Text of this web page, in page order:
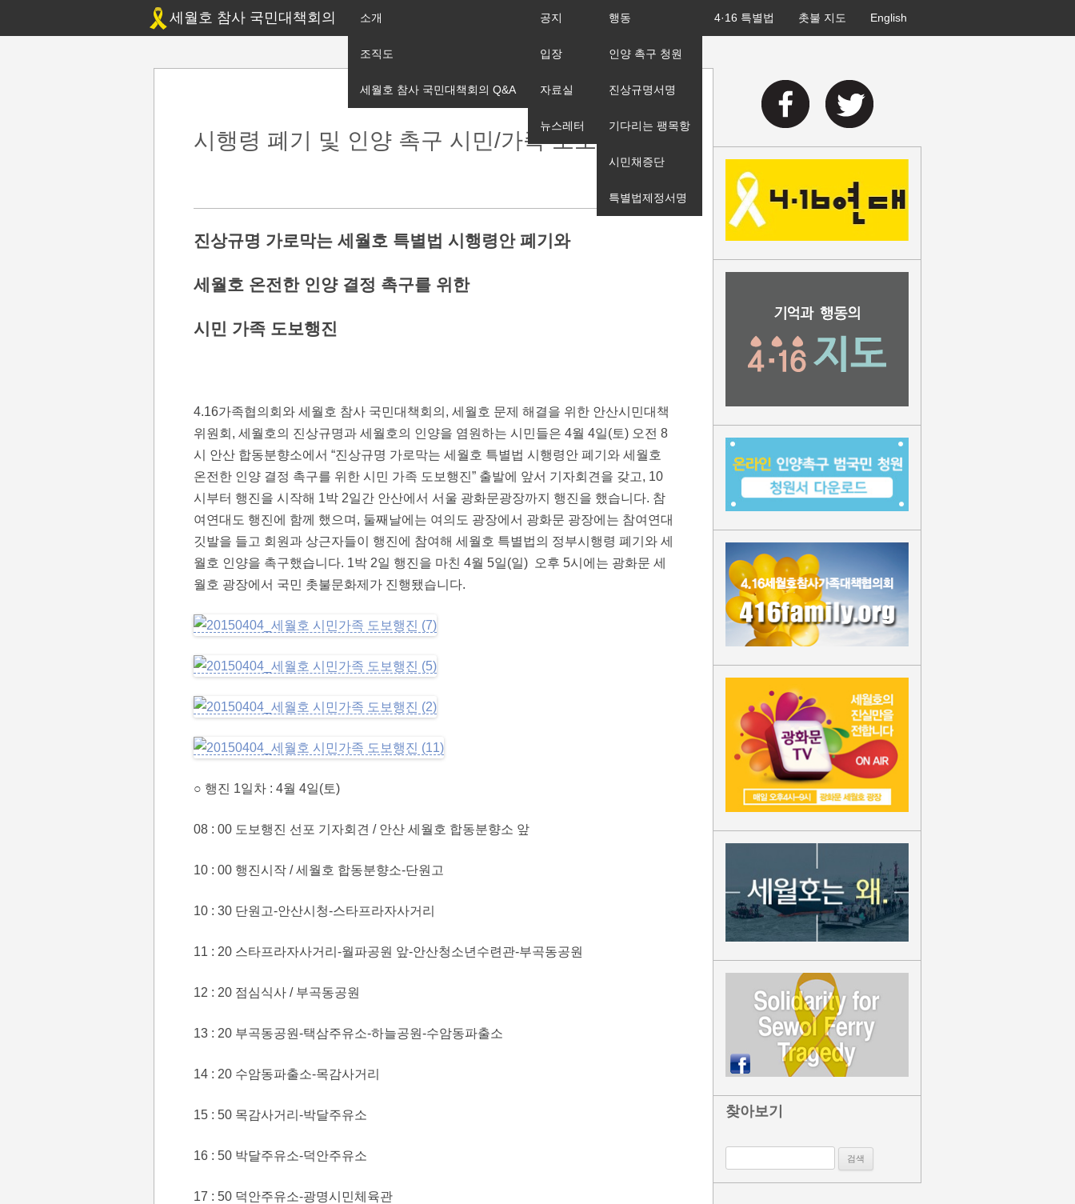
시행령 폐기 및 인양 촉구 시민/가족 도보행진
진상규명 가로막는 세월호 특별법 시행령안 폐기와
세월호 온전한 인양 결정 촉구를 위한
시민 가족 도보행진
4.16가족협의회와 세월호 참사 국민대책회의, 세월호 문제 해결을 위한 안산시민대책
위원회, 세월호의 진상규명과 세월호의 인양을 염원하는 시민들은 4월 4일(토) 오전 8
시 안산 합동분향소에서 “진상규명 가로막는 세월호 특별법 시행령안 폐기와 세월호
온전한 인양 결정 촉구를 위한 시민 가족 도보행진” 출발에 앞서 기자회견을 갖고, 10
시부터 행진을 시작해 1박 2일간 안산에서 서울 광화문광장까지 행진을 했습니다. 참
여연대도 행진에 함께 했으며, 둘째날에는 여의도 광장에서 광화문 광장에는 참여연대
깃발을 들고 회원과 상근자들이 행진에 참여해 세월호 특별법의 정부시행령 폐기와 세
월호 인양을 촉구했습니다. 1박 2일 행진을 마친 4월 5일(일) 오후 5시에는 광화문 세
월호 광장에서 국민 촛불문화제가 진행됐습니다.
○ 행진 1일차 : 4월 4일(토)
08 : 00 도보행진 선포 기자회견 / 안산 세월호 합동분향소 앞
10 : 00 행진시작 / 세월호 합동분향소-단원고
10 : 30 단원고-안산시청-스타프라자사거리
11 : 20 스타프라자사거리-월파공원 앞-안산청소년수련관-부곡동공원
12 : 20 점심식사 / 부곡동공원
13 : 20 부곡동공원-택삼주유소-하늘공원-수암동파출소
14 : 20 수암동파출소-목감사거리
15 : 50 목감사거리-박달주유소
16 : 50 박달주유소-덕안주유소
17 : 50 덕안주유소-광명시민체육관
찾아보기
세월호 참사 국민대책회의 소개
조직도
세월호 참사 국민대책회의 Q&A
공지
입장
자료실
뉴스레터
행동
인양 촉구 청원
진상규명서명
기다리는 팽목항
시민채증단
특별법제정서명
4·16 특별법 촛불 지도 English